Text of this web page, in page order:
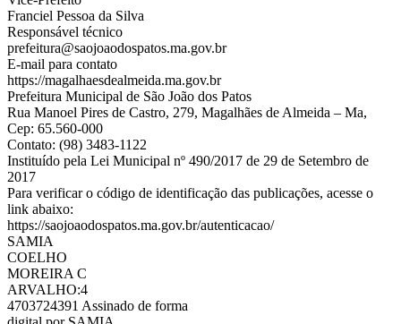
Franciel Pessoa da Silva
Responsável técnico
prefeitura@saojoaodospatos.ma.gov.br
E-mail para contato
https://magalhaesdealmeida.ma.gov.br
Prefeitura Municipal de São João dos Patos
Rua Manoel Pires de Castro, 279, Magalhães de Almeida – Ma,
Cep: 65.560-000
Contato: (98) 3483-1122
Instituído pela Lei Municipal nº 490/2017 de 29 de Setembro de
2017
Para verificar o código de identificação das publicações, acesse o
link abaixo:
https://saojoaodospatos.ma.gov.br/autenticacao/
SAMIA
COELHO
MOREIRA C
ARVALHO:4
4703724391 Assinado de forma